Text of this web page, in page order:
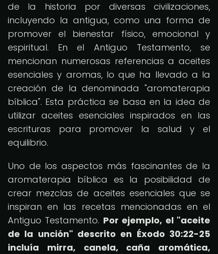
de la historia por diversas civilizaciones,
incluyendo la antigua, como una forma de
promover el bienestar físico, emocional y
espiritual. En el Antiguo Testamento, se
mencionan numerosas referencias a aceites
esenciales y aromas, lo que ha llevado a la
creación de la denominada "aromaterapia
bíblica". Esta práctica se basa en la idea de
utilizar aceites esenciales inspirados en las
escrituras para promover la salud y el
equilibrio.
Uno de los aspectos más fascinantes de la
aromaterapia bíblica es la posibilidad de
crear mezclas de aceites esenciales que se
inspiran en las recetas mencionadas en el
Antiguo Testamento. Por ejemplo, el "aceite
de la unción" descrito en Éxodo 30:22-25
incluía mirra, canela, caña aromática,